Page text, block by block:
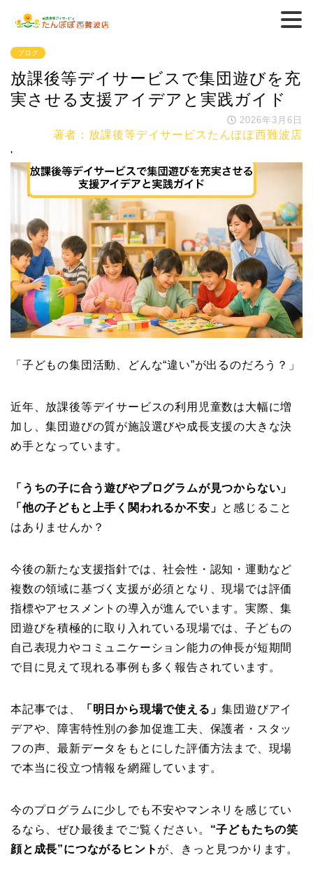
ブログ
放課後等デイサービスで集団遊びを充
実させる支援アイデアと実践ガイド
2026年3月6日
著者：放課後等デイサービスたんぽぽ西難波店
'
「子どもの集団活動、どんな“違い”が出るのだろう？」
近年、放課後等デイサービスの利用児童数は大幅に増
加し、集団遊びの質が施設選びや成長支援の大きな決
め手となっています。
「うちの子に合う遊びやプログラムが見つからない」
「他の子どもと上手く関われるか不安」 と感じること
はありませんか？
今後の新たな支援指針では、社会性・認知・運動など
複数の領域に基づく支援が必須となり、現場では評価
指標やアセスメントの導入が進んでいます。実際、集
団遊びを積極的に取り入れている現場では、子どもの
自己表現力やコミュニケーション能力の伸長が短期間
で目に見えて現れる事例も多く報告されています。
本記事では、 「明日から現場で使える」集団遊びアイ
デアや、障害特性別の参加促進工夫、保護者・スタッ
フの声、最新データをもとにした評価方法まで、現場
で本当に役立つ情報を網羅しています。
今のプログラムに少しでも不安やマンネリを感じてい
るなら、ぜひ最後までご覧ください。 “子どもたちの笑
顔と成長”につながるヒント が、きっと見つかります。